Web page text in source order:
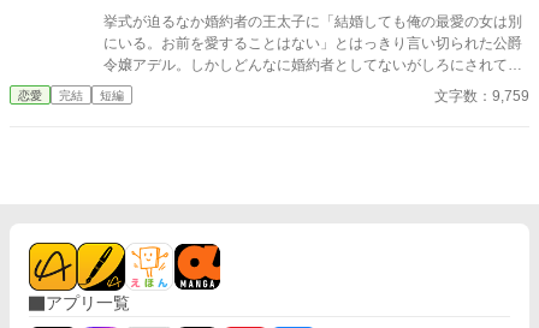
ナンド様と別れて‼︎」とワインをかけられ、ただ立っているだけな
のに女性達からは終始凄い形相で睨まれる。 居た堪れなくなり、
広間の外へ逃げれば元凶の彼が見知らぬ女とお楽しみ中……。 こ
んな旦那様、いりません！ 誰か、私の旦那様を貰って下さ
い……。
挙式が迫るなか婚約者の王太子に「結婚しても俺の最愛の女は別
にいる。お前を愛することはない」とはっきり言い切られた公爵
令嬢アデル。しかしどんなに婚約者としてないがしろにされても
女性としての誇りを傷つけられても彼女は平気だった。なぜなら
大切な「心の拠り所」があるから……。しかし、王立学園の卒業
恋愛 完結 短編 文字数：9,759
アプリ一覧